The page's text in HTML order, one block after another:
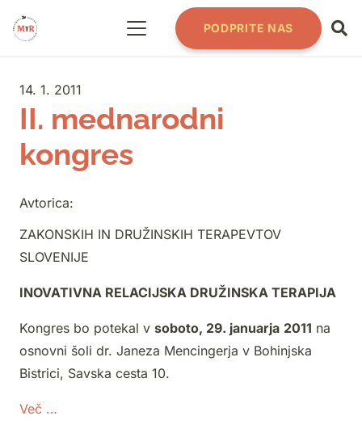
PODPRITE NAS
14. 1. 2011
II. mednarodni
kongres
Avtorica:
ZAKONSKIH IN DRUŽINSKIH TERAPEVTOV
SLOVENIJE
INOVATIVNA RELACIJSKA DRUŽINSKA TERAPIJA
Kongres bo potekal v soboto, 29. januarja 2011 na
osnovni šoli dr. Janeza Mencingerja v Bohinjska
Bistrici, Savska cesta 10.
Več …